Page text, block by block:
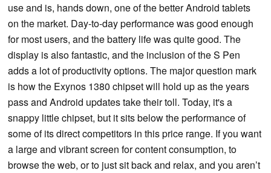
use and is, hands down, one of the better Android tablets
on the market. Day-to-day performance was good enough
for most users, and the battery life was quite good. The
display is also fantastic, and the inclusion of the S Pen
adds a lot of productivity options. The major question mark
is how the Exynos 1380 chipset will hold up as the years
pass and Android updates take their toll. Today, it's a
snappy little chipset, but it sits below the performance of
some of its direct competitors in this price range. If you want
a large and vibrant screen for content consumption, to
browse the web, or to just sit back and relax, and you aren’t